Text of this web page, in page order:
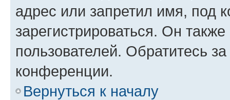
адрес или запретил имя, под
зарегистрироваться. Он
пользователей. Обратитесь
конференции.
Вернуться к началу